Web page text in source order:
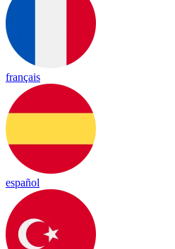
français
español